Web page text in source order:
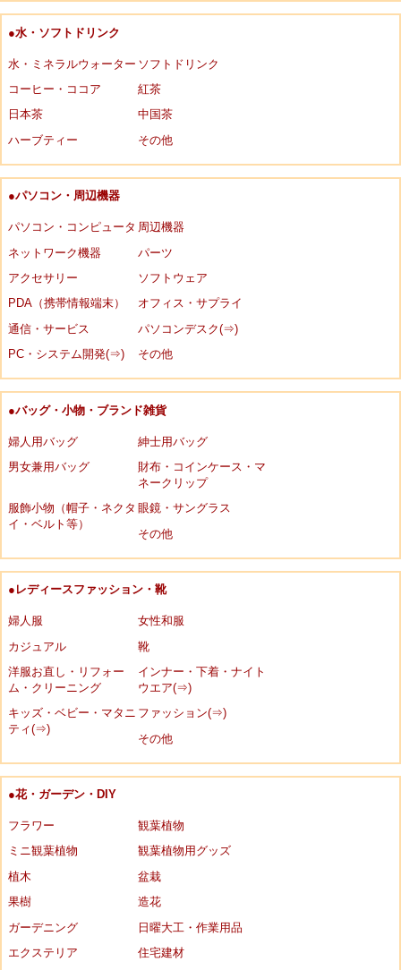
●水・ソフトドリンク
水・ミネラルウォーター ソフトドリンク
コーヒー・ココア
紅茶
日本茶
中国茶
ハーブティー
その他
●パソコン・周辺機器
パソコン・コンピュータ 周辺機器
ネットワーク機器
パーツ
アクセサリー
ソフトウェア
PDA（携帯情報端末）
オフィス・サプライ
通信・サービス
パソコンデスク(⇒)
PC・システム開発(⇒)
その他
●バッグ・小物・ブランド雑貨
婦人用バッグ
紳士用バッグ
男女兼用バッグ
財布・コインケース・マ
ネークリップ
服飾小物（帽子・ネクタ
イ・ベルト等）
眼鏡・サングラス
その他
●レディースファッション・靴
婦人服
女性和服
カジュアル
靴
洋服お直し・リフォー
ム・クリーニング
インナー・下着・ナイト
ウエア(⇒)
キッズ・ベビー・マタニ
ティ(⇒)
ファッション(⇒)
その他
●花・ガーデン・DIY
フラワー
観葉植物
ミニ観葉植物
観葉植物用グッズ
植木
盆栽
果樹
造花
ガーデニング
日曜大工・作業用品
エクステリア
住宅建材